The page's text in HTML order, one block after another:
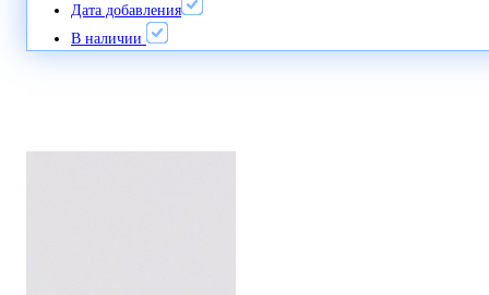
Дата добавления
В наличии